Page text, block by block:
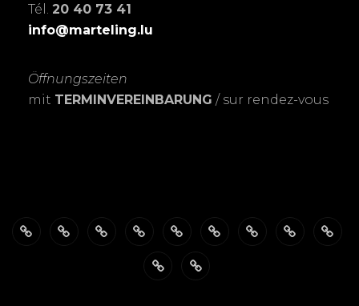
Tél. 20 40 73 41
info@marteling.lu
Öffnungszeiten
mit TERMINVEREINBARUNG / sur rendez-vous
FotoSTUDIO
Schnell